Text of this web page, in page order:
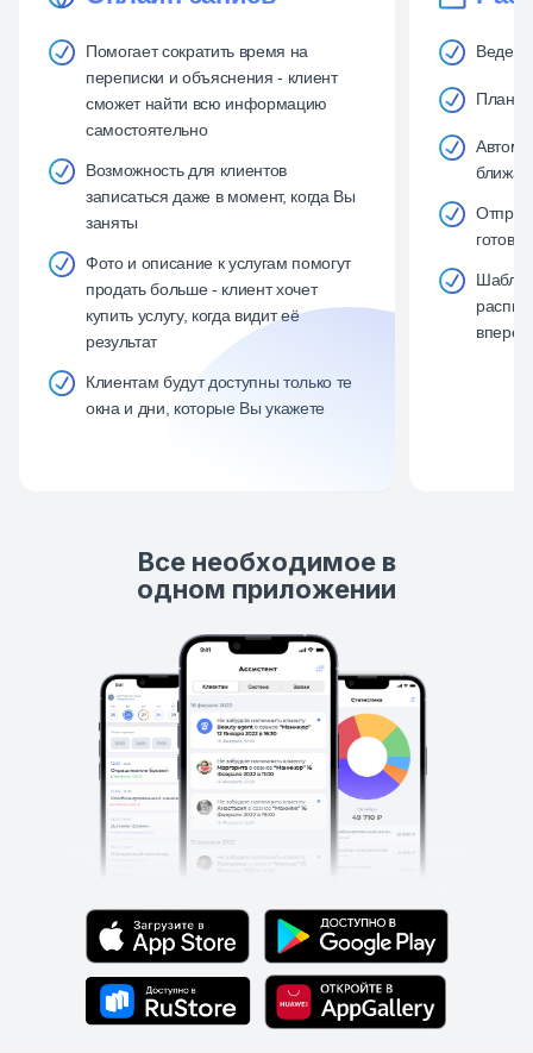
Помогает сократить время на
переписки и объяснения - клиент
сможет найти всю информацию
самостоятельно
Возможность для клиентов
записаться даже в момент, когда Вы
заняты
Фото и описание к услугам помогут
продать больше - клиент хочет
купить услугу, когда видит её
результат
Клиентам будут доступны только те
окна и дни, которые Вы укажете
вперёд
Все необходимое в
одном приложении